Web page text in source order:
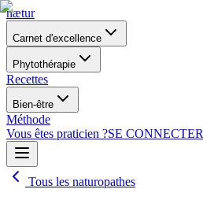
nætur
Carnet d'excellence
Phytothérapie
Recettes
Bien-être
Méthode
Vous êtes praticien ?SE CONNECTER
Tous les naturopathes